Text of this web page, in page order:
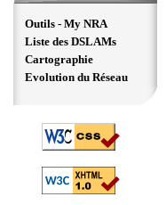
Outils - My NRA
Liste des DSLAMs
Cartographie
Evolution du Réseau